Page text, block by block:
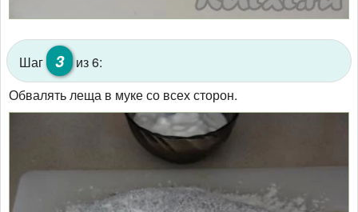
Шаг 3
из 6:
Обвалять леща в муке со всех сторон.